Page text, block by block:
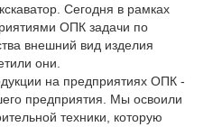
Сегодня в рамках
ОПК задачи по
внешний вид изделия
они.
на предприятиях ОПК -
предприятия. Мы освоили
техники, которую